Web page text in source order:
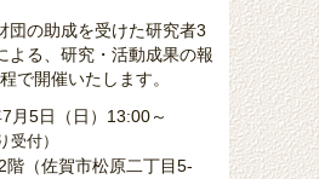
団の助成を受けた研究者3
よる、研究・活動成果の報
で開催いたします。
月5日（日）13:00～
受付）
階 （佐賀市松原二丁目5-